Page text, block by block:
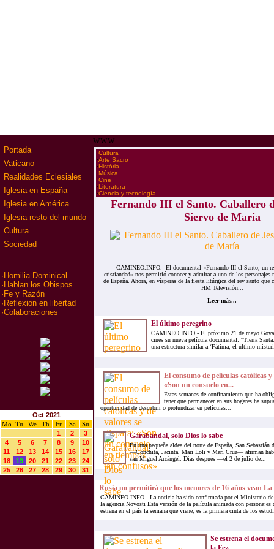
Portada
Vaticano
Realidades Eclesiales
Iglesia en España
Iglesia en América
Iglesia resto del mundo
Cultura
Sociedad
· Homilia Dominical
· Hablan los Obispos
· Fe y Razón
· Reflexion en libertad
·Colaboraciones
Oct 2021
Mo
Tu We Th Fr Sa
Su
1
2
3
4
5 6 7 8 9
10
11
12 13 14 15 16
17
18
19 20 21 22 23
24
25
26 27 28 29 30 31
www
·Cultura
·Arte Sacro
·História
·Música
·Cine
·Literatura
·Ciencia y tecnología
Fernando III el Santo. Caballero
Siervo de María
CAMINEO.INFO.- El documental «Fernando III el Santo, un
cristiandad» nos permitió conocer y admirar a uno de los personajes
de España. Ahora, en vísperas de la fiesta litúrgica del rey santo que
HM Televisión...
Leer más...
El último peregrino
CAMINEO.INFO.- El próximo 21 de mayo Goya
cines su nueva película documental: “Tierra
una estructura similar a ‘Fátima, el último
El consumo de películas católicas
«Son un consuelo en...
Estas semanas de confinamiento que ha
tener que permanecer en sus hogares ha
oportunidad de descubrir o profundizar en películas...
Garabandal, solo Dios lo sabe
En una pequeña aldea del norte de España, San Sebastián
—Conchita, Jacinta, Mari Loli y Mari Cruz— afirman
san Miguel Arcángel. Días después —el 2 de julio de...
Rusia no permitirá que los menores de 16 años vean La
CAMINEO.INFO.- La noticia ha sido confirmada por el Ministerio
la agencia Novosti Esta versión de la película animada con personajes
estrena en el país la semana que viene, es la primera cinta de los
Se estrena el